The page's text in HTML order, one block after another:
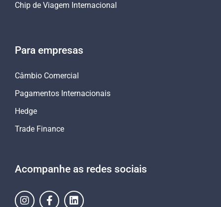
Chip de Viagem Internacional
Para empresas
Câmbio Comercial
Pagamentos Internacionais
Hedge
Trade Finance
Acompanhe as redes sociais